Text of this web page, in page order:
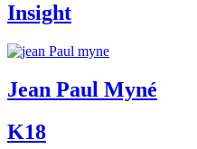
Insight
Jean Paul Myné
K18